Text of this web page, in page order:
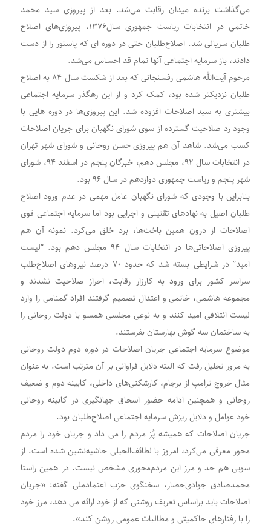
می‌گذاشت برنده میدان رقابت می‌شد. بعد از پیروزی سید محمد
خاتمی در انتخابات ریاست جمهوری سال۱۳۷۶، پیروزی‌های اصلاح
طلبان سریالی شد. اصلاح‌طلبان حتی در دوره ای که پاستور را از دست
دادند، باز سرمایه اجتماعی آنها تمام قد احساس می‌شد.
مرحوم آیت‌الله هاشمی رفسنجانی که بعد از شکست سال ۸۴ به اصلاح
طلبان نزدیکتر شده بود، کمک کرد و از این رهگذر سرمایه اجتماعی
بیشتری به سبد اصلاحات افزوده شد. این پیروزی‌ها در دوره هایی با
وجود رد صلاحیت گسترده از سوی شورای نگهبان برای جریان اصلاحات
کسب می‌شد. شاهد آن هم پیروزی حسن روحانی و شورای شهر تهران
در انتخابات سال ۹۲، مجلس دهم، خبرگان پنجم در اسفند ۹۴، شورای
شهر پنجم و ریاست جمهوری دوازدهم در سال ۹۶ بود.
بنابراین با وجودی که شورای نگهبان عامل مهمی در عدم ورود اصلاح
طلبان اصیل به نهادهای تقنینی و اجرایی بود اما سرمایه اجتماعی قوی
اصلاحات از درون همین باخت‌ها، برد خلق می‌کرد. نمونه آن هم
پیروزی اصلاحاتی‌ها در انتخابات سال ۹۴ مجلس دهم بود. “لیست
امید” در شرایطی بسته شد که حدود ۷۰ درصد نیروهای اصلاح‌طلب
سراسر کشور برای ورود به کارزار رقابت، احراز صلاحیت نشدند و
مجموعه هاشمی، خاتمی و اعتدال تصمیم گرفتند افراد گمنامی را وارد
لیست‌ ائتلافی امید کنند و به نوعی مجلسی همسو با دولت روحانی را
به ساختمان سه گوش بهارستان بفرستند.
موضوع سرمایه اجتماعی جریان اصلاحات در دوره دوم دولت روحانی
به مرور تحلیل رفت که البته دلایل فراوانی بر آن مترتب است. به عنوان
مثال خروج ترامپ از برجام، کارشکنی‌های داخلی، کابینه دوم و ضعیف
روحانی و همچنین ادامه حضور اسحاق جهانگیری در کابینه روحانی
خود عوامل و دلایل ریزش سرمایه اجتماعی اصلاح‌طلبان بود.
جریان اصلاحات که همیشه پُز مردم را می داد و جریان خود را مردم
محور معرفی می‌کرد، امروز با لطائف‌الحیلی حاشیه‌نشین شده‌ است. از
سویی هم حد و مرز این مردم‌محوری مشخص نیست. در همین راستا
محمدصادق جوادی‌حصار، سخنگوی حزب اعتمادملی گفته: «جریان
اصلاحات باید براساس تعریف روشنی که از خود ارائه می دهد، مرز خود
را با رفتارهای حاکمیتی و مطالبات عمومی روشن کند».